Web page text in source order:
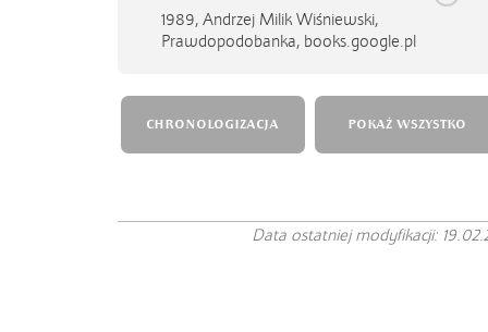
1989, Andrzej Milik Wiśniewski,
Prawdopodobanka, books.google.pl
CHRONOLOGIZACJA POKAŻ WSZYSTKO
Data ostatniej modyfikacji: